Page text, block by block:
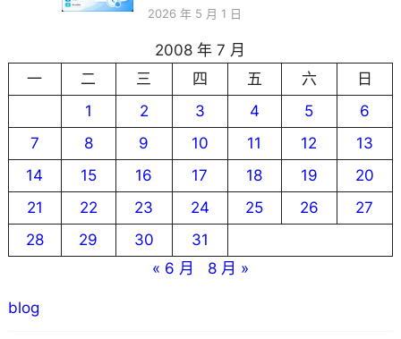
2026 年 5 月 1 日
2008 年 7 月
一
二 三 四 五 六
日
1
2 3 4 5
6
7
8 9 10 11 12
13
14
15 16 17 18 19
20
21
22 23 24 25 26
27
28
29 30
31
« 6 月
8 月 »
blog